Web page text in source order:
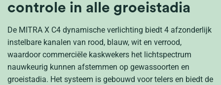
controle in alle groeistadia
De MITRA X C4 dynamische verlichting biedt 4 afzonderlijk
instelbare kanalen van rood, blauw, wit en verrood,
waardoor commerciële kaskwekers het lichtspectrum
nauwkeurig kunnen afstemmen op gewassoorten en
groeistadia. Het systeem is gebouwd voor telers en biedt de